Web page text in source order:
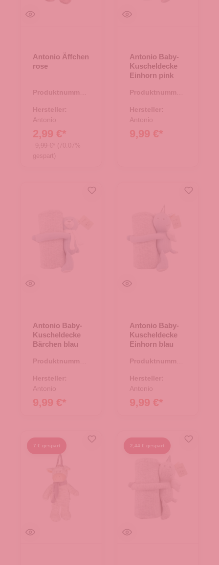
Antonio Äffchen
rose
Produktnummer:
Hersteller:
Antonio
2,99 €*
9,99 €* (70.07%
gespart)
Antonio Baby-
Kuscheldecke
Einhorn pink
Produktnummer:
Hersteller:
Antonio
9,99 €*
Antonio Baby-
Kuscheldecke
Bärchen blau
Produktnummer:
Hersteller:
Antonio
9,99 €*
Antonio Baby-
Kuscheldecke
Einhorn blau
Produktnummer:
Hersteller:
Antonio
9,99 €*
7 € gespart 2,44 € gespart